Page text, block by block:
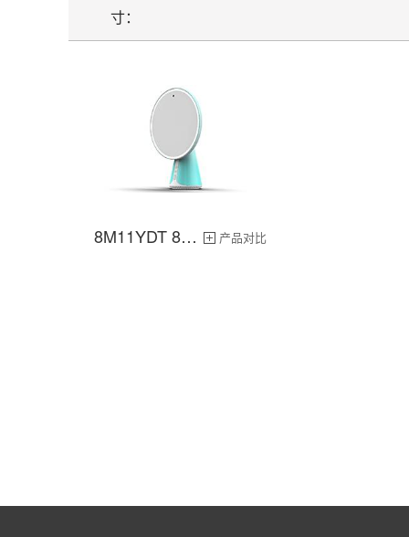
寸：
8M11YDT 8英寸 产品对比